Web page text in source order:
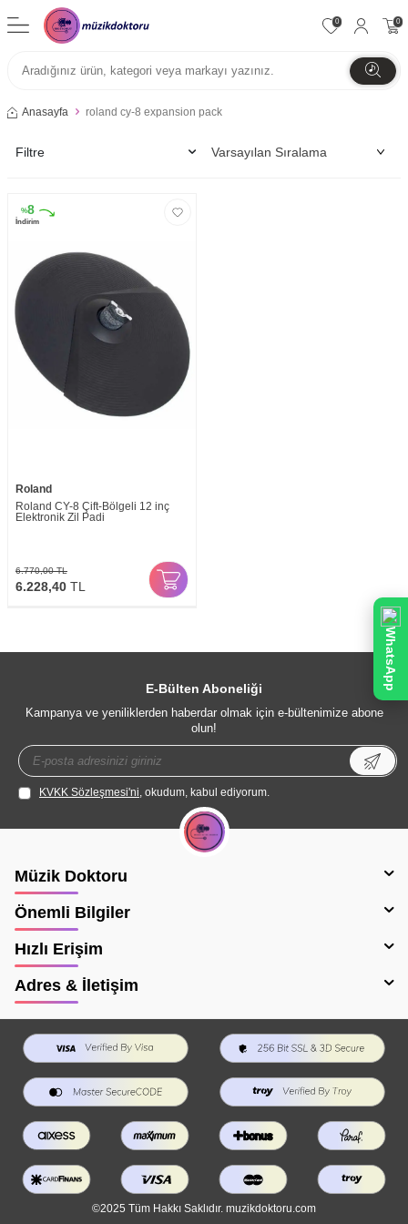
0 0
Anasayfa roland cy-8 expansion pack
Filtre
%8
İndirim
Roland
Roland CY-8 Çift-Bölgeli 12 inç
Elektronik Zil Padi
6.770,00TL
6.228,40 TL
E-Bülten Aboneliği
Kampanya ve yeniliklerden haberdar olmak için e-bültenimize abone
olun!
KVKK Sözleşmesi'ni, okudum, kabul ediyorum.
Müzik Doktoru
Önemli Bilgiler
Hızlı Erişim
Adres & İletişim
©2025 Tüm Hakkı Saklıdır. muzikdoktoru.com
WhatsApp